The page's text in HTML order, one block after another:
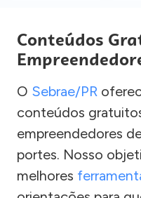
Conteúdos
O Sebrae/PR
conteúdos
empreendedores
portes. Nosso
melhores